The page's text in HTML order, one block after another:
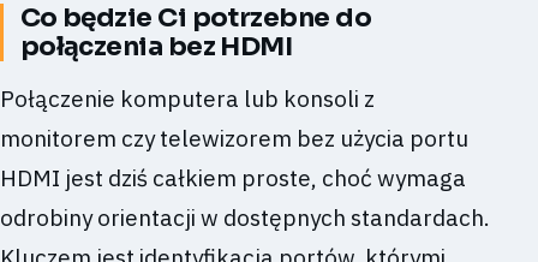
Co będzie Ci potrzebne do
połączenia bez HDMI
Połączenie komputera lub konsoli z
monitorem czy telewizorem bez użycia portu
HDMI jest dziś całkiem proste, choć wymaga
odrobiny orientacji w dostępnych standardach.